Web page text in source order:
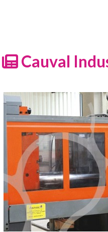
Cauval